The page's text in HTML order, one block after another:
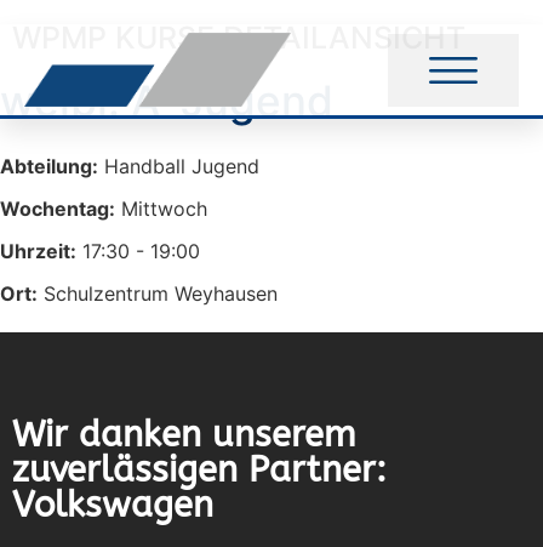
WPMP KURSE DETAILANSICHT
weibl. A-Jugend
Abteilung: Handball Jugend
Wochentag: Mittwoch
Uhrzeit: 17:30 - 19:00
Ort: Schulzentrum Weyhausen
Wir danken unserem
zuverlässigen Partner:
Volkswagen